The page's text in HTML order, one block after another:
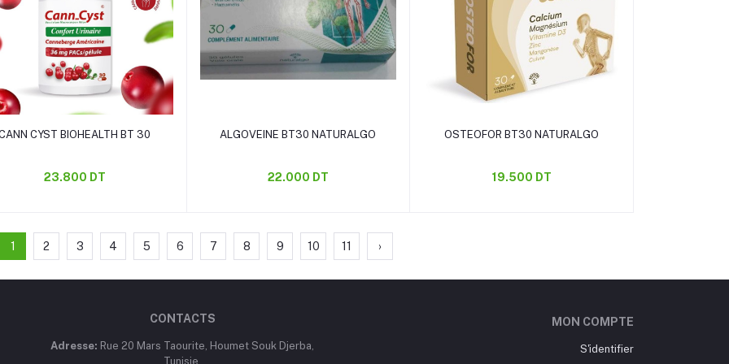
Ajouter au panier
CYST BIOHEALTH BT 30
23.800 DT
Ajouter au panier
ALGOVEINE BT30 NATURALGO
22.000 DT
Ajouter au panier
OSTEOFOR BT30 NATURALGO
19.500 DT
1 2 3 4 5 6 7 8 9 10 11 ›
CONTACTS
Adresse: Rue 20 Mars Taourite, Houmet Souk Djerba,
Tunisie.
MON COMPTE
S'identifier